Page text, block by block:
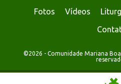
Fotos
Vídeos
©2026 - Comunidade Mariana